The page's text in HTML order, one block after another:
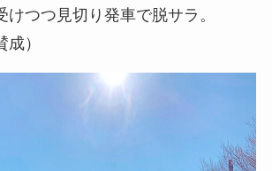
けつつ見切り発車で脱サラ。
成）